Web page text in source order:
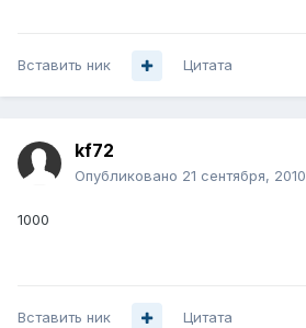
Вставить ник Цитата
kf72
Опубликовано 21 сентября, 2010
1000
Вставить ник Цитата